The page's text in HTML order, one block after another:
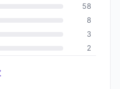
58
8
3
2